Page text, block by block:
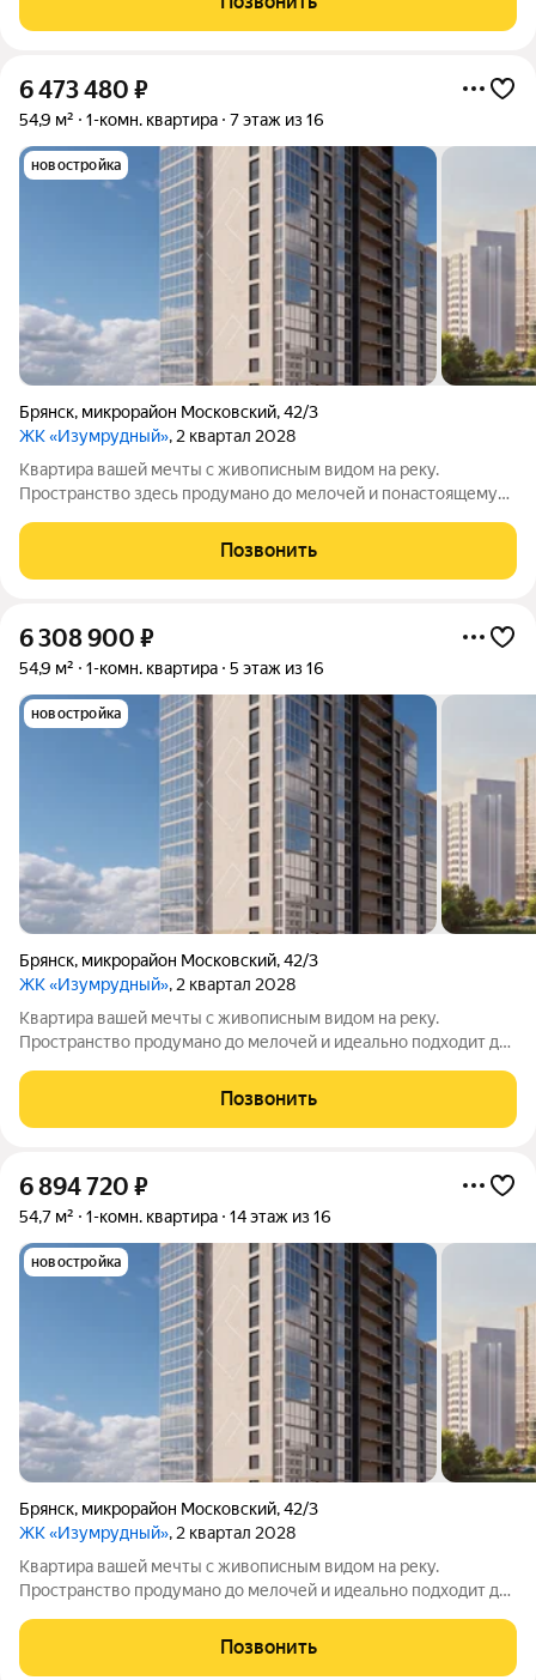
панорамными окнами. Среди предложений вы
6 473 480 ₽
54,9 м² 1-комн. квартира 7 этаж из 16
новостройка
Брянск, микрорайон Московский,42/3
ЖК «Изумрудный», 2 квартал 2028
Квартира вашей мечты с живописным видом на реку.
Пространство здесь продумано до мелочей и понастоящему
просторные квартиры: с удобной планировкой и большими
панорамными окнами. Подберите
Позвонить
6 308 900 ₽
54,9 м² 1-комн. квартира 5 этаж из 16
новостройка
Брянск, микрорайон Московский,42/3
ЖК «Изумрудный», 2 квартал 2028
Квартира вашей мечты с живописным видом на реку.
Пространство продумано до мелочей и идеально подходит для
квартиры: с удобной планировкой и большими панорамными
окнами. Подберите жильё,
Позвонить
6 894 720 ₽
54,7 м² 1-комн. квартира 14 этаж из 16
новостройка
Брянск, микрорайон Московский,42/3
ЖК «Изумрудный», 2 квартал 2028
Квартира вашей мечты с живописным видом на реку.
Пространство продумано до мелочей и идеально подходит для
квартиры: с удобной планировкой и панорамными окнами.
Подберите жильё, которое
Позвонить